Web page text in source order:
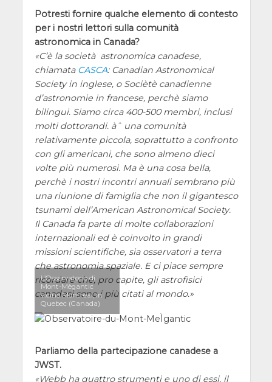
Potresti fornire qualche elemento di contesto
per i nostri lettori sulla comunità
astronomica in Canada?
C’è la società astronomica canadese,
chiamata CASCA: Canadian Astronomical
Society in inglese, o Sociètè canadienne
d’astronomie in francese, perchè siamo
bilingui. Siamo circa 400-500 membri, inclusi
molti dottorandi. àˆ una comunità
relativamente piccola, soprattutto a confronto
con gli americani, che sono almeno dieci
volte più numerosi. Ma è una cosa bella,
perchè i nostri incontri annuali sembrano più
una riunione di famiglia che non il gigantesco
tsunami dell’American Astronomical Society.
Il Canada fa parte di molte collaborazioni
internazionali ed è coinvolto in grandi
missioni scientifiche, sia osservatori a terra
che astronomia spaziale. E ci piace sempre
ricordare che, pro capite, gli astrofisici
canadesi sono i più citati al mondo.
L’Osservatorio di
Mont-Mègantic
vicino Montreal, in
Quebec (Canada)
Parliamo della partecipazione canadese a
JWST.
Webb ha quattro strumenti e uno di essi, il